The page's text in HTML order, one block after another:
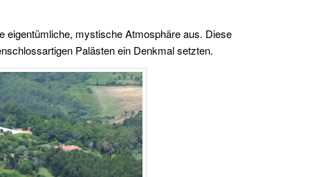
eigentümliche, mystische Atmosphäre aus. Diese
Palästen ein Denkmal setzten.